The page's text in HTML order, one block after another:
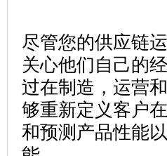
尽管您的供应链
关心他们自己的
过在制造，运营
够重新定义客户
和预测产品性能